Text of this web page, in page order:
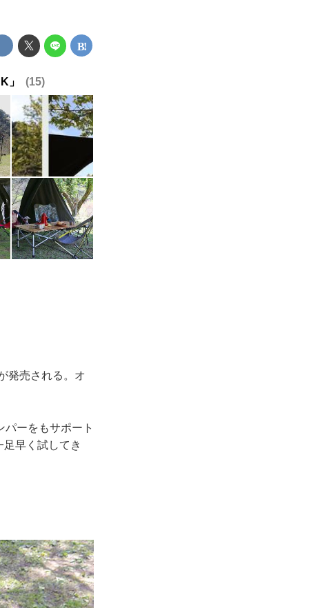
」 15
発売される。オ
ーをもサポート
早く試してき